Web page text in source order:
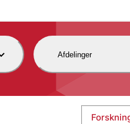
Afdelinger